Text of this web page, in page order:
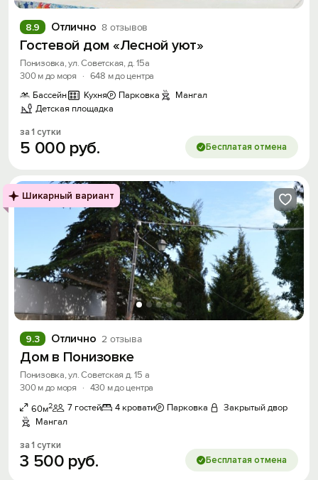
Отлично 8 отзывов
8.9
Гостевой дом «Лесной уют»
Понизовка, ул. Советская, д. 15а
300 м до моря
· 648 м до центра
Бассейн
Кухня Парковка
Мангал
Детская площадка
за 1 сутки
5 000 руб. Бесплатая отмена
Шикарный вариант
Отлично 2 отзыва
9.3
Дом в Понизовке
Понизовка, ул. Советская д. 15 а
300 м до моря
· 430 м до центра
60м2 7 гостей 4 кровати Парковка
Закрытый двор
Мангал
за 1 сутки
3 500 руб. Бесплатая отмена